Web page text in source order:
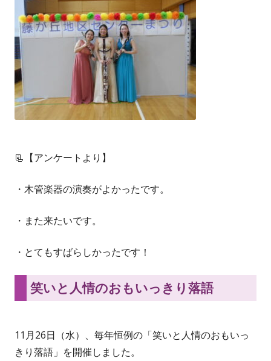
📃【アンケートより】
・木管楽器の演奏がよかったです。
・また来たいです。
・とてもすばらしかったです！
笑いと人情のおもいっきり落語
11月26日（水）、毎年恒例の「笑いと人情のおもいっ
きり落語」を開催しました。